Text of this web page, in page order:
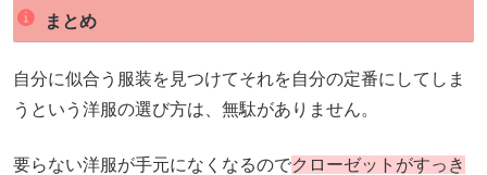
まとめ
自分に似合う服装を見つけてそれを自分の定番にしてしま
うという洋服の選び方は、無駄がありません。
要らない洋服が手元になくなるのでクローゼットがすっき